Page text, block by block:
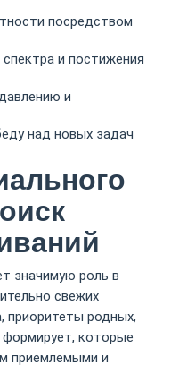
посредством
и постижения
и
над новых задач
значимую роль в
свежих
приоритеты родных,
которые
приемлемыми и